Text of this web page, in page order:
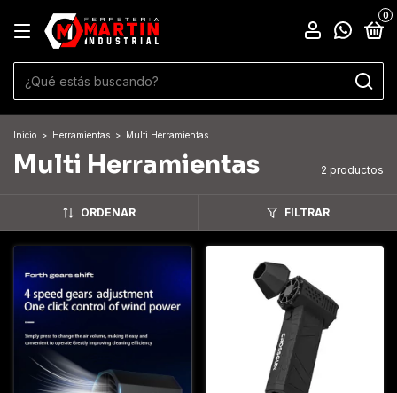
0
Inicio > Herramientas > Multi Herramientas
Multi Herramientas 2 productos
ORDENAR FILTRAR